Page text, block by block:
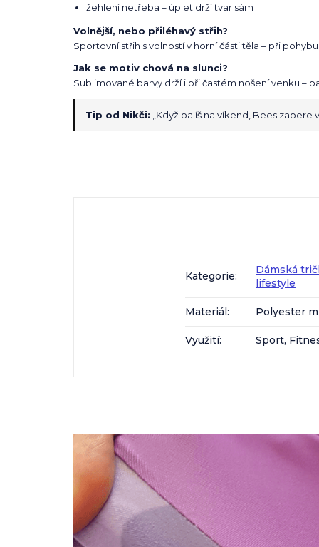
žehlení netřeba – úplet drží tvar sám
Volnější, nebo přiléhavý střih?
Sportovní střih s volností v horní části těla – při
Jak se motiv chová na slunci?
Sublimované barvy drží i při častém nošení venku –
Tip od Nikči: „Když balíš na víkend, Bees
Kategorie:
Dámská
lifestyle
Materiál: Polyester
Využití: Sport,